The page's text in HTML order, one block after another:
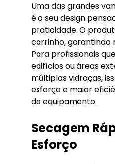
Uma das grandes
é o seu design
praticidade. O
carrinho, garantindo
Para profissionais
edifícios ou áreas
múltiplas vidraças,
esforço e maior
do equipamento.
Secagem
Esforço